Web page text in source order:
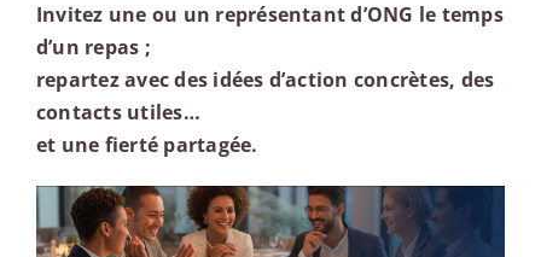
Invitez une ou un représentant d’ONG le temps
d’un repas ;
repartez avec des idées d’action concrètes, des
contacts utiles…
et une fierté partagée.